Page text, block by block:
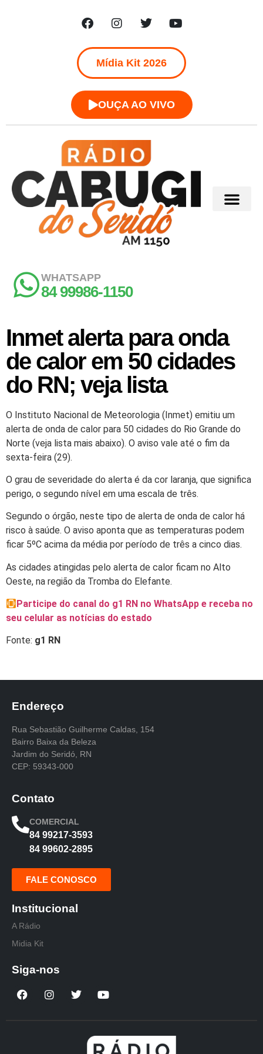
Mídia Kit 2026
OUÇA AO VIVO
WHATSAPP
84 99986-1150
Inmet alerta para onda
de calor em 50 cidades
do RN; veja lista
O Instituto Nacional de Meteorologia (Inmet) emitiu um
alerta de onda de calor para 50 cidades do Rio Grande do
Norte (veja lista mais abaixo). O aviso vale até o fim da
sexta-feira (29).
O grau de severidade do alerta é da cor laranja, que significa
perigo, o segundo nível em uma escala de três.
Segundo o órgão, neste tipo de alerta de onda de calor há
risco à saúde. O aviso aponta que as temperaturas podem
ficar 5ºC acima da média por período de três a cinco dias.
As cidades atingidas pelo alerta de calor ficam no Alto
Oeste, na região da Tromba do Elefante.
Participe do canal do g1 RN no WhatsApp e receba no
seu celular as notícias do estado
Fonte: g1 RN
Endereço
Rua Sebastião Guilherme Caldas, 154
Bairro Baixa da Beleza
Jardim do Seridó, RN
CEP: 59343-000
Contato
COMERCIAL
84 99217-3593
84 99602-2895
FALE CONOSCO
Institucional
A Rádio
Midia Kit
Siga-nos